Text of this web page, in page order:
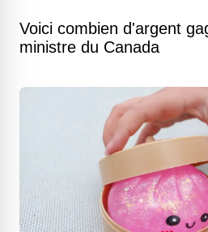
Voici combien d'argent
ministre du Canada